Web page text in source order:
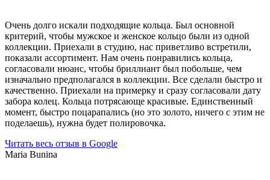
Очень долго искали подходящие кольца. Был основной
критерий, чтобы мужское и женское кольцо были из одной
коллекции. Приехали в студию, нас приветливо встретили,
показали ассортимент. Нам очень понравились кольца,
согласовали нюанс, чтобы бриллиант был побольше, чем
изначально предполагался в коллекции. Все сделали быстро и
качественно. Приехали на примерку и сразу согласовали дату
забора колец. Кольца потрясающе красивые. Единственный
момент, быстро поцарапались (но это золото, ничего с этим не
поделаешь), нужна будет полировочка.
Читать весь отзыв в Google
Maria Bunina